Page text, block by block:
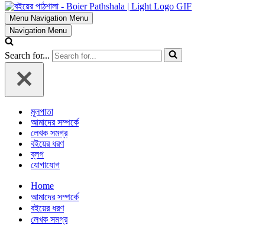
Menu Navigation Menu
Navigation Menu
Search for...
মূলপাতা
আমাদের সম্পর্কে
লেখক সমগ্র
বইয়ের ধরণ
ব্লগ
যোগাযোগ
Home
আমাদের সম্পর্কে
বইয়ের ধরণ
লেখক সমগ্র